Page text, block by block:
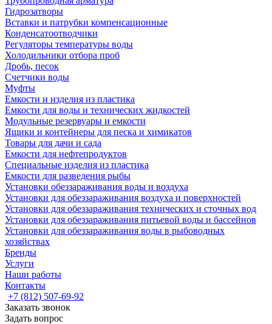
Гидрозатворы
Вставки и патрубки компенсационные
Конденсатоотводчики
Регуляторы температуры воды
Холодильники отбора проб
Дробь, песок
Счетчики воды
Муфты
Емкости и изделия из пластика
Емкости для воды и технических жидкостей
Модульные резервуары и емкости
Ящики и контейнеры для песка и химикатов
Товары для дачи и сада
Емкости для нефтепродуктов
Специальные изделия из пластика
Емкости для разведения рыбы
Установки обеззараживания воды и воздуха
Установки для обеззараживания воздуха и поверхностей
Установки для обеззараживания технических и сточных вод
Установки для обеззараживания питьевой воды и бассейнов
Установки для обеззараживания воды в рыбоводных
хозяйствах
Бренды
Услуги
Наши работы
Контакты
+7 (812) 507-69-92
Заказать звонок
Задать вопрос